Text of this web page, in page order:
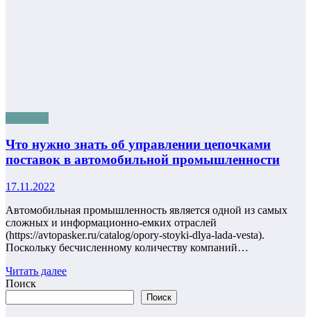
Что нужно знать об управлении цепочками
поставок в автомобильной промышленности
17.11.2022
Автомобильная промышленность является одной из самых
сложных и информационно-емких отраслей
(https://avtopasker.ru/catalog/opory-stoyki-dlya-lada-vesta).
Поскольку бесчисленному количеству компаний…
Читать далее
Поиск
Поиск